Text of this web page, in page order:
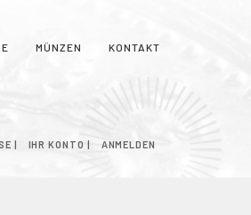
MÜNZEN KONTAKT
IHR KONTO ANMELDEN